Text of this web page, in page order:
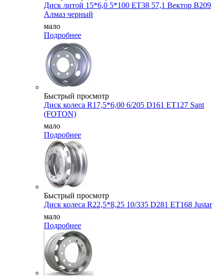
Диск литой 15*6,0 5*100 ET38 57,1 Вектор B209
Алмаз черный
мало
Подробнее
Быстрый просмотр
Диск колеса R17,5*6,00 6/205 D161 ET127 Sant
(FOTON)
мало
Подробнее
Быстрый просмотр
Диск колеса R22,5*8,25 10/335 D281 ET168 Justar
мало
Подробнее